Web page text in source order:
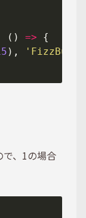
() =>
),
'FizzBuzz'
、1の場合